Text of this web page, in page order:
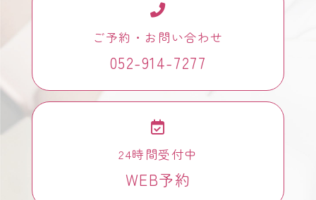
ご予約・お問い合わせ
052-914-7277
24時間受付中
WEB予約